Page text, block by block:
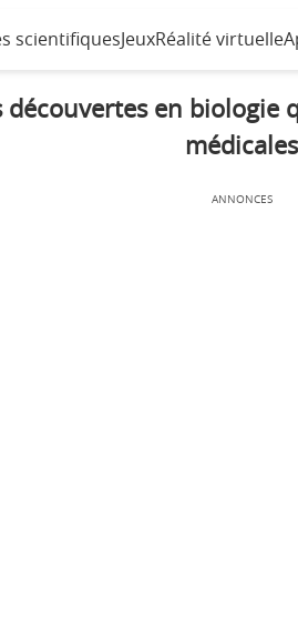
scientifiques JeuxRéalité virtuelle
découvertes en biologie
médicales
ANNONCES